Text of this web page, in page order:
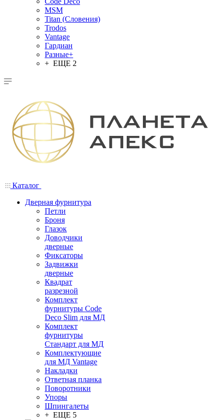
MSM
Titan (Словения)
Trodos
Vantage
Гардиан
Разные+
+ ЕЩЕ 2
Каталог
Дверная фурнитура
Петли
Броня
Глазок
Доводчики
дверные
Фиксаторы
Задвижки
дверные
Квадрат
разрезной
Комплект
фурнитуры Code
Deco Slim для МД
Комплект
фурнитуры
Стандарт для МД
Комплектующие
для МД Vantage
Накладки
Ответная планка
Поворотники
Упоры
Шпингалеты
+ ЕЩЕ 5